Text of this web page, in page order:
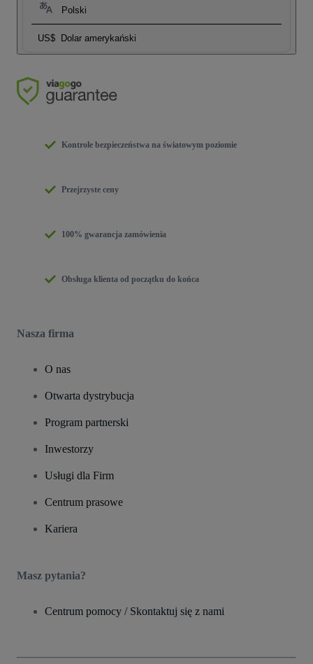
Polski
US$ Dolar amerykański
Kontrole bezpieczeństwa na światowym poziomie
Przejrzyste ceny
100% gwarancja zamówienia
Obsługa klienta od początku do końca
Nasza firma
O nas
Otwarta dystrybucja
Program partnerski
Inwestorzy
Usługi dla Firm
Centrum prasowe
Kariera
Masz pytania?
Centrum pomocy / Skontaktuj się z nami